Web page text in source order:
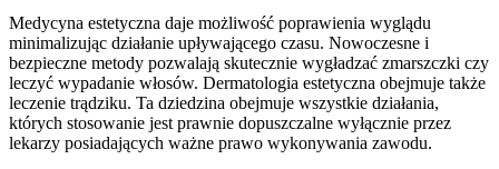
Medycyna estetyczna daje możliwość poprawienia wyglądu
minimalizując działanie upływającego czasu. Nowoczesne i
bezpieczne metody pozwalają skutecznie wygładzać zmarszczki czy
leczyć wypadanie włosów. Dermatologia estetyczna obejmuje także
leczenie trądziku. Ta dziedzina obejmuje wszystkie działania,
których stosowanie jest prawnie dopuszczalne wyłącznie przez
lekarzy posiadających ważne prawo wykonywania zawodu.